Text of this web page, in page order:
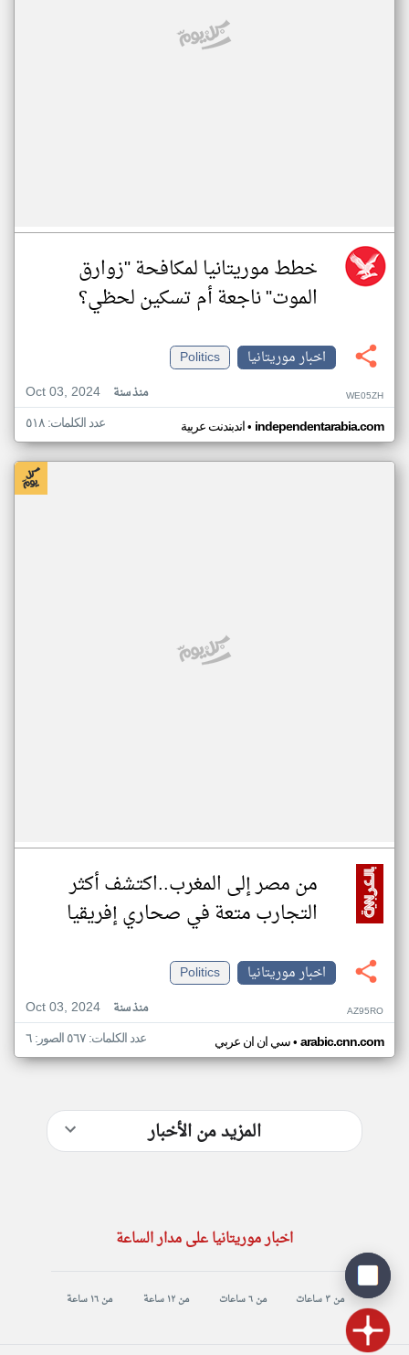
خطط موريتانيا لمكافحة "زوارق
الموت" ناجعة أم تسكين لحظي؟
اخبار موريتانيا
Politics
Oct 03, 2024
منذ سنة WE05ZH
اندبندنت عربية• independentarabia.com عدد الكلمات: ٥١٨
من مصر إلى المغرب..اكتشف أكثر
التجارب متعة في صحاري إفريقيا
اخبار موريتانيا
Politics
Oct 03, 2024
منذ سنة AZ95RO
سي ان ان عربي• arabic.cnn.com عدد الكلمات: ٥٦٧ الصور: ٦
المزيد من الأخبار
اخبار موريتانيا على مدار الساعة
من ٣ ساعات من ٦ ساعات من ١٢ ساعة من ١٦ ساعة